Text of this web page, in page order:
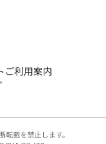
ご利用案内
転載を禁止します。